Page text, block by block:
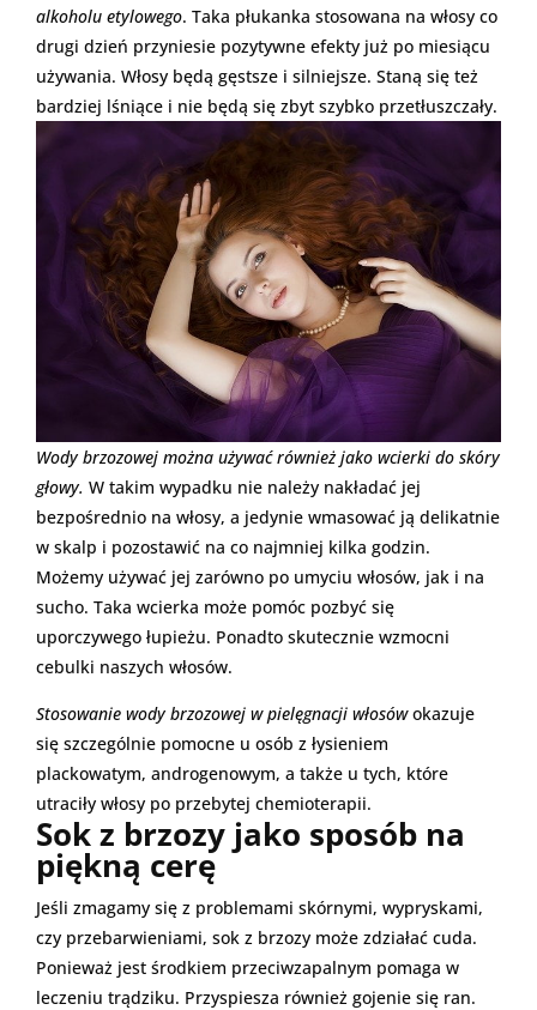
alkoholu etylowego. Taka płukanka stosowana na włosy co
drugi dzień przyniesie pozytywne efekty już po miesiącu
używania. Włosy będą gęstsze i silniejsze. Staną się też
bardziej lśniące i nie będą się zbyt szybko przetłuszczały.
Wody brzozowej można używać również jako wcierki do skóry
głowy. W takim wypadku nie należy nakładać jej
bezpośrednio na włosy, a jedynie wmasować ją delikatnie
w skalp i pozostawić na co najmniej kilka godzin.
Możemy używać jej zarówno po umyciu włosów, jak i na
sucho. Taka wcierka może pomóc pozbyć się
uporczywego łupieżu. Ponadto skutecznie wzmocni
cebulki naszych włosów.
Stosowanie wody brzozowej w pielęgnacji włosówokazuje
się szczególnie pomocne u osób z łysieniem
plackowatym, androgenowym, a także u tych, które
utraciły włosy po przebytej chemioterapii.
Sok z brzozy jako sposób na
piękną cerę
Jeśli zmagamy się z problemami skórnymi, wypryskami,
czy przebarwieniami, sok z brzozy może zdziałać cuda.
Ponieważ jest środkiem przeciwzapalnym pomaga w
leczeniu trądziku. Przyspiesza również gojenie się ran.